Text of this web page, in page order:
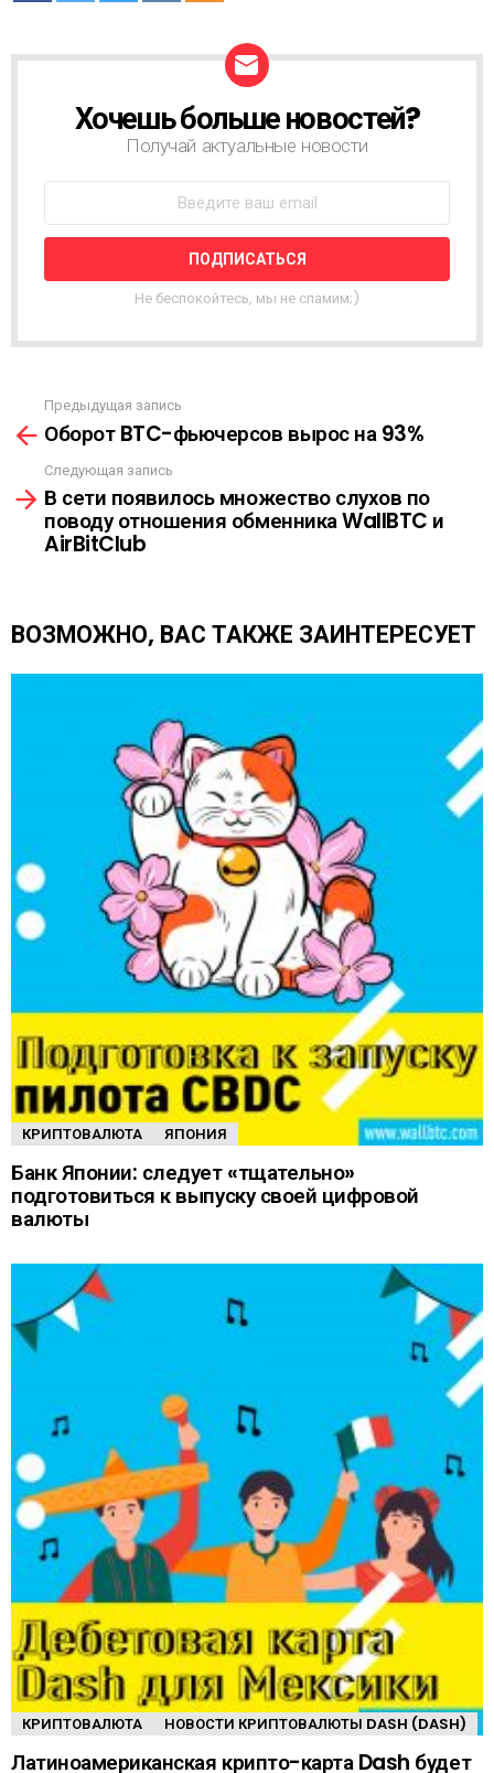
О
Т
Н
А
Ы
Л
К
А
Хочешь больше новостей?
Получай актуальные новости
Не беспокойтесь, мы не спамим;)
м
р
щ
Предыдущая запись
Оборот BTC-фьючерсов вырос на 93%
Следующая запись
В сети появилось множество слухов по
поводу отношения обменника WallBTC и
AirBitClub
ВОЗМОЖНО, ВАС ТАКЖЕ ЗАИНТЕРЕСУЕТ
КРИПТОВАЛЮТА ЯПОНИЯ
Банк Японии: следует «тщательно»
подготовиться к выпуску своей цифровой
валюты
КРИПТОВАЛЮТА НОВОСТИ КРИПТОВАЛЮТЫ DASH (DASH)
Латиноамериканская крипто-карта Dash будет